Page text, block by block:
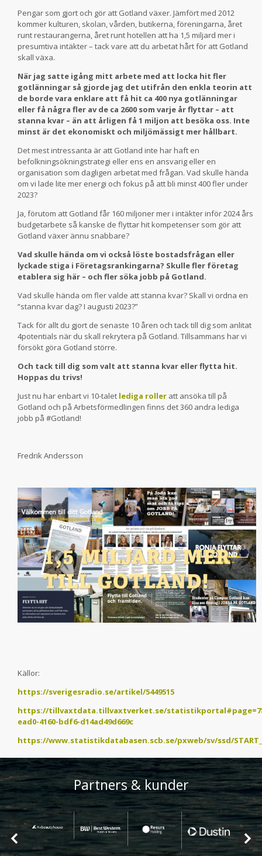
Pengar som gjort och gör att Gotland växer. Jämfört med 2012
kommer kulturen, skolan, vården, butikerna, föreningarna, året
runt restaurangerna, året runt hotellen att ha 1,5 miljard mer i
presumtiva intäkter – tack vare att du arbetat hårt för att Gotland
skall växa.
När jag satte igång mitt arbete med att locka hit fler
gotlänningar så gjorde jag det utifrån den enkla teorin att
de borde vara enklare att få hit ca 400 nya gotlänningar
eller få några fler av de ca 2600 som varje år flyttar – att
stanna kvar – än att årligen få 1 miljon att besöka oss. Inte
minst är det ekonomiskt och miljömässigt mer hållbart.
Det mest intressanta är att Gotland inte har haft en
befolkningsökningstrategi eller ens en ansvarig eller en
organisation som dagligen arbetat med frågan. Vad skulle hända
om vi lade lite mer energi och fokus på att bli minst 400 fler under
2023?
Ja, förutom att Gotland får 160 miljoner mer i intäkter inför 2024 års
budgetarbete så kanske de flyttar hit kompetenser som gör att
Gotland växer ännu snabbare?
Vad skulle hända om vi också löste bostadsfrågan eller
lyckade stiga i Företagsrankingarna? Skulle fler företag
etablera sig här – och fler söka jobb på Gotland.
Vad skulle hända om fler valde att stanna kvar? Skall vi ordna en
”stanna kvar dag? I augusti 2023?”
Tack för allt du gjort de senaste 10 åren och tack till dig som anlitat
4potentials när du skall rekrytera på Gotland. Tillsammans har vi
försökt göra Gotland större.
Och tack till dig som valt att stanna kvar eller flytta hit.
Hoppas du trivs!
Just nu har enbart vi 10-talet lediga roller att ansöka till på
Gotland och på Arbetsförmedlingen finns det 360 andra lediga
jobb på #Gotland!
Fredrik Andersson
Källor:
https://sverigesradio.se/artikel/5449515
https://tillvaxtdata.tillvaxtverket.se/
ead0-4160-bdf6-d14ad49d669c
https://www.statistikdatabasen.scb.se/pxweb/sv/ssd/
Partners & kunder